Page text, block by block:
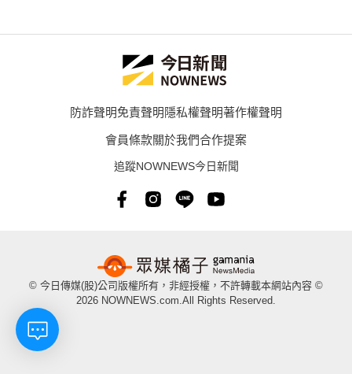
防詐聲明免責聲明隱私權聲明著作權聲明
會員條款關於我們合作提案
追蹤NOWNEWS今日新聞
© 今日傳媒(股)公司版權所有，非經授權，不許轉載本網站內容 ©
2026 NOWNEWS.com.All Rights Reserved.